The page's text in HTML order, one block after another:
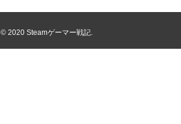
© 2020 Steamゲーマー戦記.